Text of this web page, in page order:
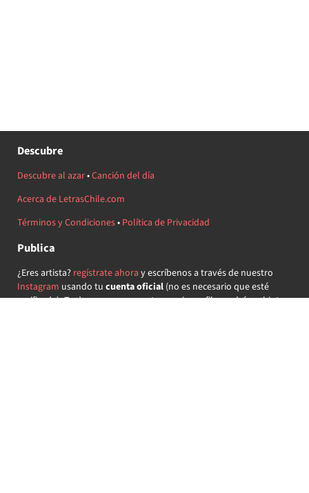
Descubre
Descubre al azar•Canción del día
Acerca de LetrasChile.com
Términos y Condiciones• Política de Privacidad
Publica
¿Eres artista? regístrate ahora y escríbenos a través de nuestro
Instagram usando tu cuenta oficial(no es necesario que esté
verificada) ¡Te daremos acceso a tu propio perfil y podrás subir tus